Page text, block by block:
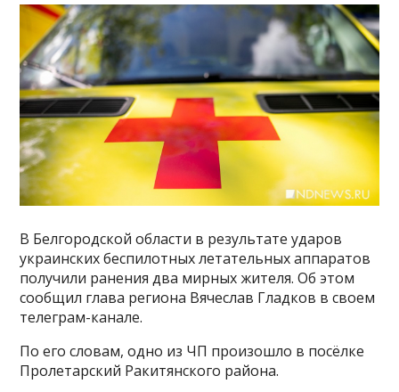
В Белгородской области в результате ударов
украинских беспилотных летательных аппаратов
получили ранения два мирных жителя. Об этом
сообщил глава региона Вячеслав Гладков в своем
телеграм-канале.
По его словам, одно из ЧП произошло в посёлке
Пролетарский Ракитянского района.